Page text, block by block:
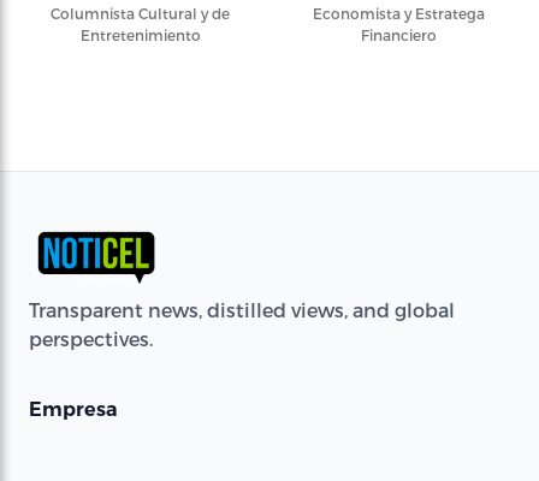
Columnista Cultural y de
Entretenimiento
Economista y Estratega
Financiero
Transparent news, distilled views, and global
perspectives.
Empresa